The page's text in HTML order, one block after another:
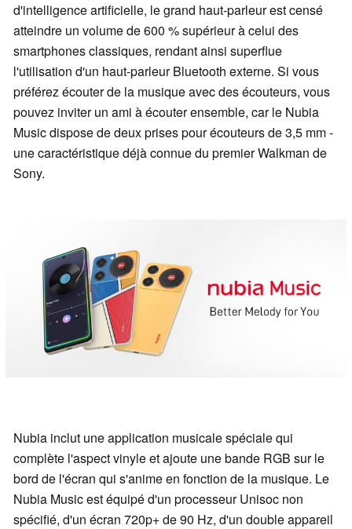
d'intelligence artificielle, le grand haut-parleur est censé
atteindre un volume de 600 % supérieur à celui des
smartphones classiques, rendant ainsi superflue
l'utilisation d'un haut-parleur Bluetooth externe. Si vous
préférez écouter de la musique avec des écouteurs, vous
pouvez inviter un ami à écouter ensemble, car le Nubia
Music dispose de deux prises pour écouteurs de 3,5 mm -
une caractéristique déjà connue du premier Walkman de
Sony.
Nubia inclut une application musicale spéciale qui
complète l'aspect vinyle et ajoute une bande RGB sur le
bord de l'écran qui s'anime en fonction de la musique. Le
Nubia Music est équipé d'un processeur Unisoc non
spécifié, d'un écran 720p+ de 90 Hz, d'un double appareil